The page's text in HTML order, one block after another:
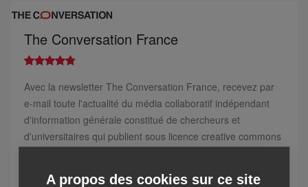
The Conversation France
Avec la newsletter The Conversation France, recevez par
e-mail toute l'actualité du média collaboratif indépendant
d'information générale constitué de chercheurs et
d'universitaires qui publient sous licence creative commons
Lire la suite
A propos des cookies sur ce site